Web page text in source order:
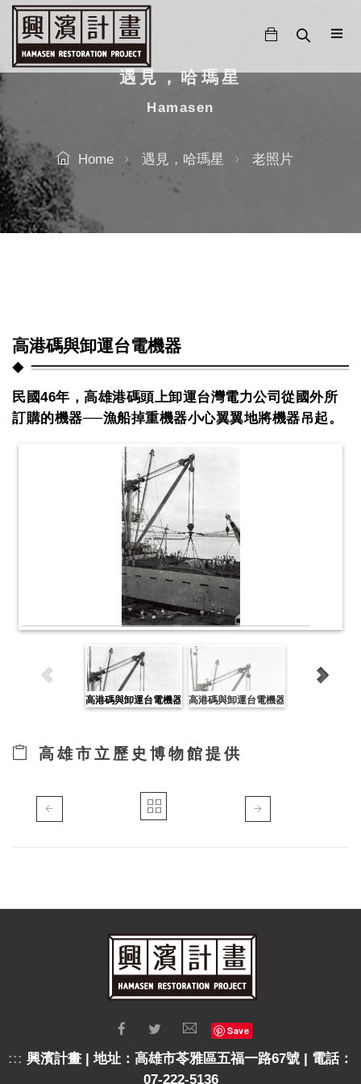
跳
要
內
容
遇見，哈瑪星
Hamasen
Home 遇見，哈瑪星 老照片
高港碼與卸運台電機器
民國46年，高雄港碼頭上卸運台灣電力公司從國外所
訂購的機器──漁船掉重機器小心翼翼地將機器吊起。
高港碼與卸運台電機器 高港碼與卸運台電機器
高雄市立歷史博物館提供
Save
::: 興濱計畫 | 地址：高雄市苓雅區五福一路67號 | 電話：
07-222-5136